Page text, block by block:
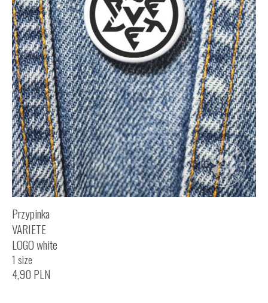
Przypinka
VARIETE
LOGO white
1 size
4,90 PLN